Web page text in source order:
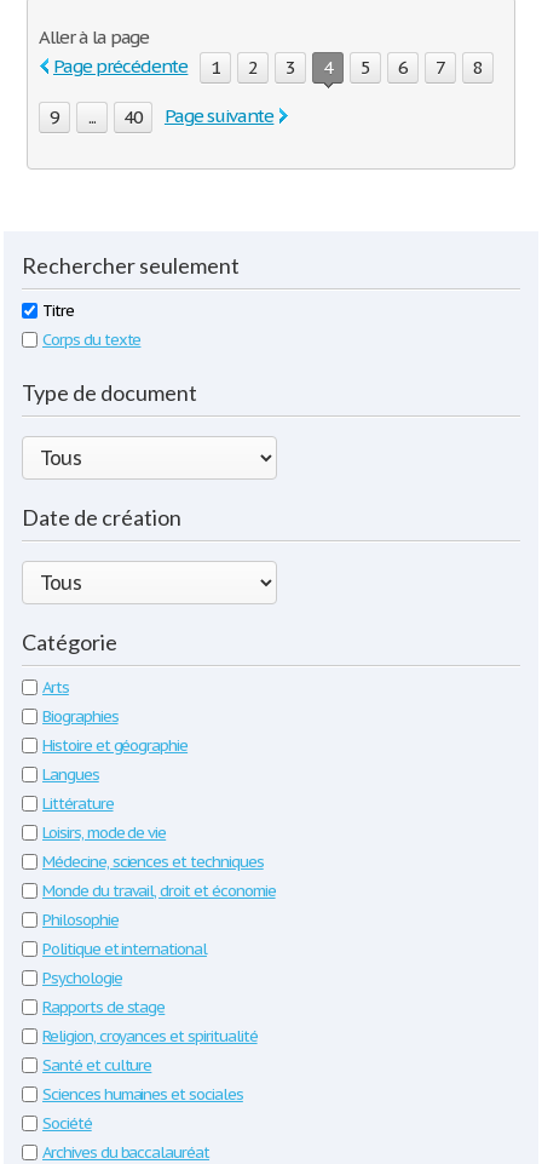
Aller à la page
Page précédente
1 2 3 4 5 6 7 8
9 ... 40 Page suivante
Rechercher seulement
Titre
Corps du texte
Type de document
Date de création
Catégorie
Arts
Biographies
Histoire et géographie
Langues
Littérature
Loisirs, mode de vie
Médecine, sciences et techniques
Monde du travail, droit et économie
Philosophie
Politique et international
Psychologie
Rapports de stage
Religion, croyances et spiritualité
Santé et culture
Sciences humaines et sociales
Société
Archives du baccalauréat